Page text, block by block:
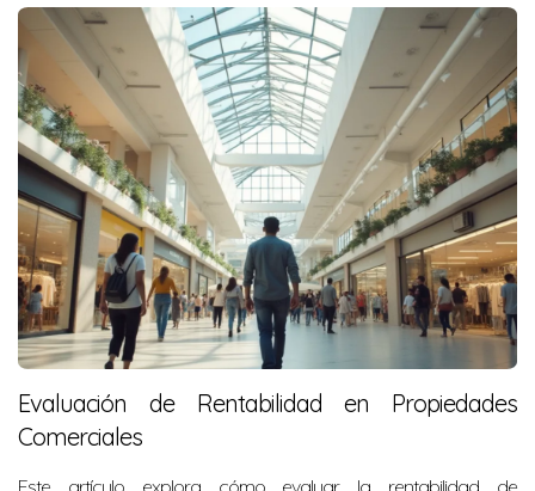
Evaluación de Rentabilidad en Propiedades
Comerciales
Este artículo explora cómo evaluar la rentabilidad de